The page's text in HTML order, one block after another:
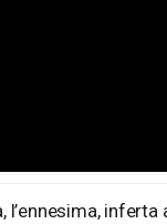
l’ennesima,